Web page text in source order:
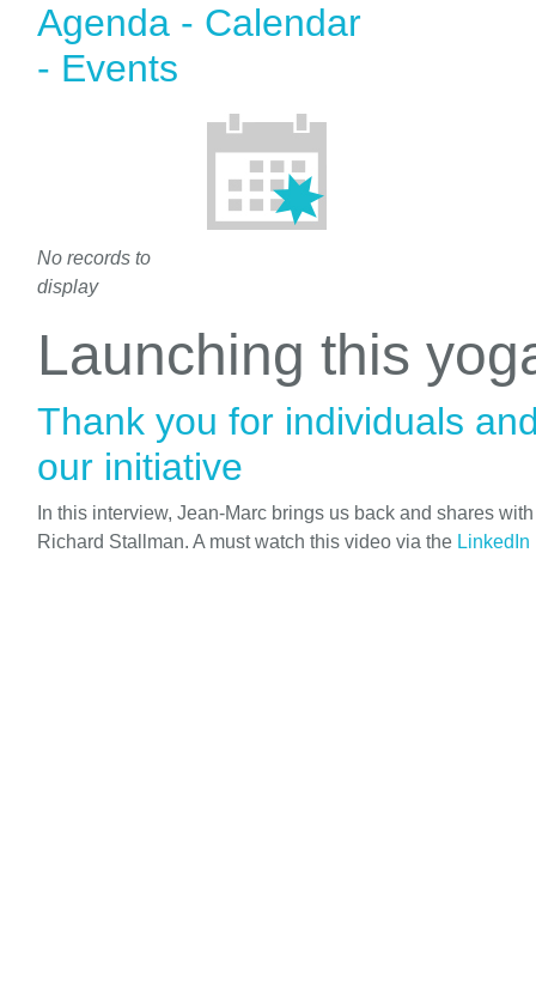
Agenda - Calendar
- Events
No records to
display
Launching this
Thank you for individuals
our initiative
In this interview, Jean-Marc brings us back and shares
Richard Stallman. A must watch this video via the LinkedIn